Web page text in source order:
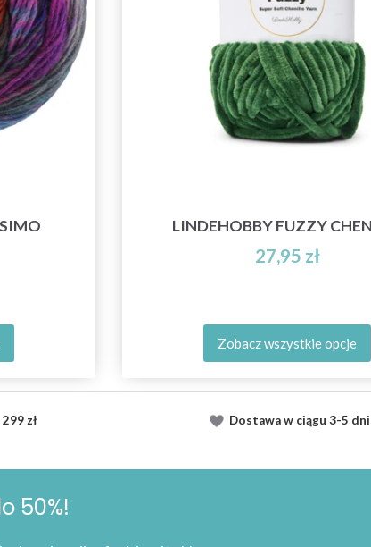
LINDEHOBBY FUZZY
27,95 zł
Zobacz wszystkie opcje
299 zł Dostawaw ciągu 3-5 dni
50%!